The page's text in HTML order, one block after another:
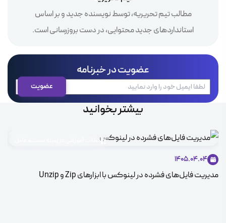
مطالب تیم تحریریه، توسط نویسنده جدید و بر اساس
استانداردهای جدید محتوایی، در دست بروزرسانی است.
عضویت در خبرنامه
بیشتر بخوانید
مطالب آموزشی در زمینه سیستم عامل
1405.04.04
مدیریت فایل‌های فشرده در لینوکس با ابزارهای Zip و Unzip